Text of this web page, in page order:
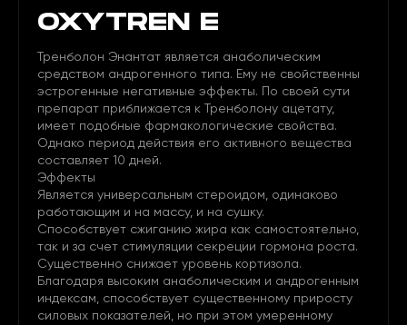
OXYTREN E
Тренболон Энантат является анаболическим
средством андрогенного типа. Ему не свойственны
эстрогенные негативные эффекты. По своей сути
препарат приближается к Тренболону ацетату,
имеет подобные фармакологические свойства.
Однако период действия его активного вещества
составляет 10 дней.
Эффекты
Является универсальным стероидом, одинаково
работающим и на массу, и на сушку.
Способствует сжиганию жира как самостоятельно,
так и за счет стимуляции секреции гормона роста.
Существенно снижает уровень кортизола.
Благодаря высоким анаболическим и андрогенным
индексам, способствует существенному приросту
силовых показателей, но при этом умеренному